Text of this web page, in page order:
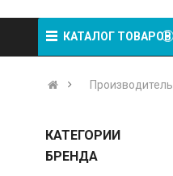
КАТАЛОГ ТОВАРОВ
Производитель
КАТЕГОРИИ
БРЕНДА